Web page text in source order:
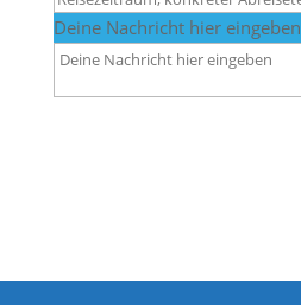
Deine Nachricht hier eingeben